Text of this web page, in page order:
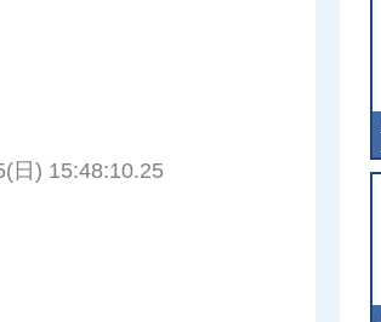
日) 15:48:10.25